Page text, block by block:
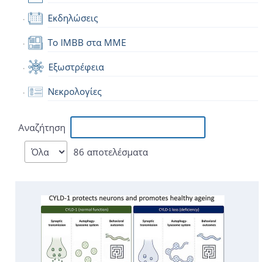
Εκδηλώσεις
Το IMBB στα ΜΜΕ
Εξωστρέφεια
Νεκρολογίες
Αναζήτηση
86 αποτελέσματα